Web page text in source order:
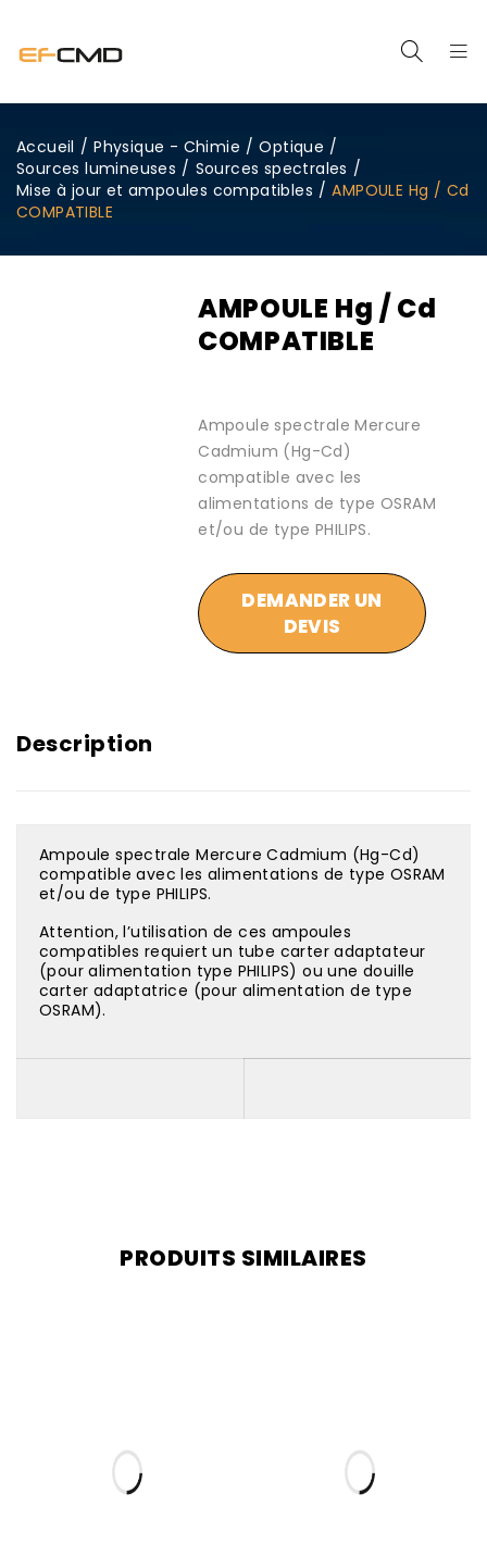
Accueil / Physique - Chimie / Optique /
Sources lumineuses / Sources spectrales /
Mise à jour et ampoules compatibles / AMPOULE Hg / Cd
COMPATIBLE
AMPOULE Hg / Cd
COMPATIBLE
Ampoule spectrale Mercure
Cadmium (Hg-Cd)
compatible avec les
alimentations de type OSRAM
et/ou de type PHILIPS.
DEMANDER UN
DEVIS
Description
Ampoule spectrale Mercure Cadmium (Hg-Cd)
compatible avec les alimentations de type OSRAM
et/ou de type PHILIPS.
Attention, l’utilisation de ces ampoules
compatibles requiert un tube carter adaptateur
(pour alimentation type PHILIPS) ou une douille
carter adaptatrice (pour alimentation de type
OSRAM).
PRODUITS SIMILAIRES